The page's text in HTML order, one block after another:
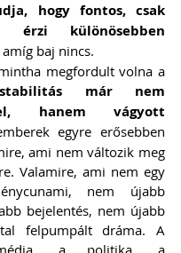
hogy fontos, csak
érzi különösebben
amíg baj nincs.
megfordult volna a
már nem
hanem vágyott
egyre erősebben
ami nem változik meg
Valamire, ami nem egy
nem újabb
bejelentés, nem újabb
felpumpált dráma. A